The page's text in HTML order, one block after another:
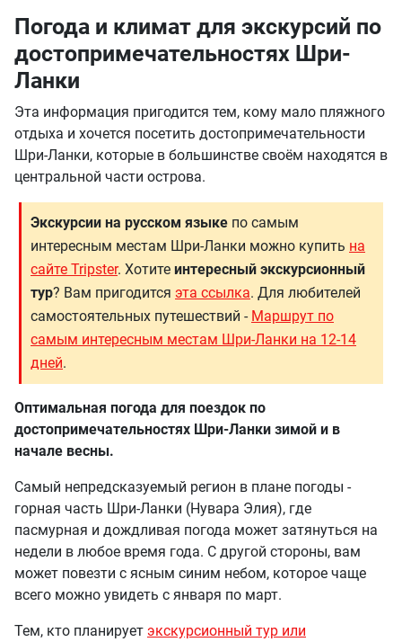
Погода и климат для экскурсий по
достопримечательностях Шри-
Ланки
Эта информация пригодится тем, кому мало пляжного
отдыха и хочется посетить достопримечательности
Шри-Ланки, которые в большинстве своём находятся в
центральной части острова.
Экскурсии на русском языке по самым
интересным местам Шри-Ланки можно купить на
сайте Tripster. Хотите интересный экскурсионный
тур? Вам пригодится эта ссылка. Для любителей
самостоятельных путешествий - Маршрут по
самым интересным местам Шри-Ланки на 12-14
дней.
Оптимальная погода для поездок по
достопримечательностях Шри-Ланки зимой и в
начале весны.
Самый непредсказуемый регион в плане погоды -
горная часть Шри-Ланки (Нувара Элия), где
пасмурная и дождливая погода может затянуться на
недели в любое время года. С другой стороны, вам
может повезти с ясным синим небом, которое чаще
всего можно увидеть с января по март.
Тем, кто планирует экскурсионный тур или